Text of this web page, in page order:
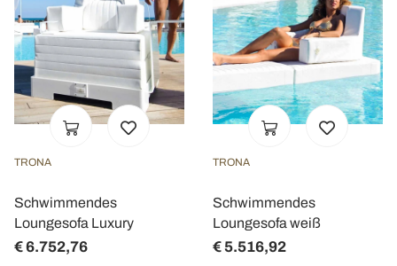
TRONA
Schwimmendes
Loungesofa Luxury
€ 6.752,76
TRONA
Schwimmendes
Loungesofa weiß
€ 5.516,92